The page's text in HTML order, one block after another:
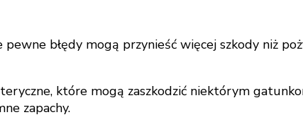
błędy mogą przynieść więcej szkody niż
które mogą zaszkodzić niektórym
zapachy.